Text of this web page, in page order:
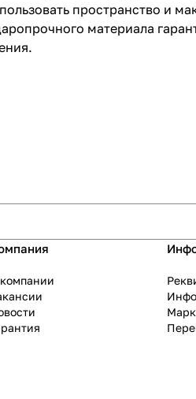
пространство и
материала